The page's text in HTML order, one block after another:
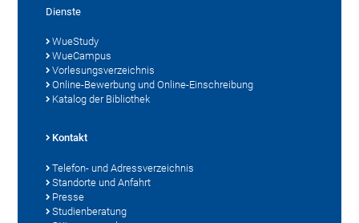
Dienste
WueStudy
WueCampus
Vorlesungsverzeichnis
Online-Bewerbung und Online-Einschreibung
Katalog der Bibliothek
Kontakt
Telefon- und Adressverzeichnis
Standorte und Anfahrt
Presse
Studienberatung